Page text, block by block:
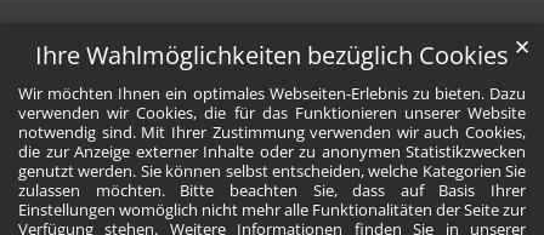
Ihre Wahlmöglichkeiten bezüglich Cookies
Wir möchten Ihnen ein optimales Webseiten-Erlebnis zu bieten. Dazu
verwenden wir Cookies, die für das Funktionieren unserer Website
notwendig sind. Mit Ihrer Zustimmung verwenden wir auch Cookies,
die zur Anzeige externer Inhalte oder zu anonymen Statistikzwecken
genutzt werden. Sie können selbst entscheiden, welche Kategorien Sie
zulassen möchten. Bitte beachten Sie, dass auf Basis Ihrer
Einstellungen womöglich nicht mehr alle Funktionalitäten der Seite zur
Verfügung stehen. Weitere Informationen finden Sie in unserer
✕